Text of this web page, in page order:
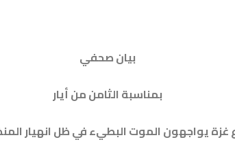
بيان صحفي
بمناسبة الثامن من أيار
يواجهون الموت البطيء في ظل انهيار